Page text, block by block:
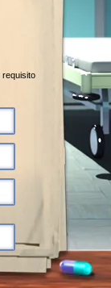
requisito